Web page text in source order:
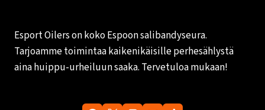
Esport Oilers on koko Espoon salibandyseura.
Tarjoamme toimintaa kaikenikäisille perhesählystä
aina huippu-urheiluun saaka. Tervetuloa mukaan!